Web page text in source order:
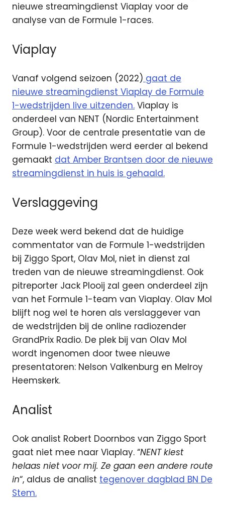
nieuwe streamingdienst Viaplay voor de
analyse van de Formule 1-races.
Viaplay
Vanaf volgend seizoen (2022) gaat de
nieuwe streamingdienst Viaplay de Formule
1-wedstrijden live uitzenden. Viaplay is
onderdeel van NENT (Nordic Entertainment
Group). Voor de centrale presentatie van de
Formule 1-wedstrijden werd eerder al bekend
gemaakt dat Amber Brantsen door de nieuwe
streamingdienst in huis is gehaald.
Verslaggeving
Deze week werd bekend dat de huidige
commentator van de Formule 1-wedstrijden
bij Ziggo Sport, Olav Mol, niet in dienst zal
treden van de nieuwe streamingdienst. Ook
pitreporter Jack Plooij zal geen onderdeel zijn
van het Formule 1-team van Viaplay. Olav Mol
blijft nog wel te horen als verslaggever van
de wedstrijden bij de online radiozender
GrandPrix Radio. De plek bij van Olav Mol
wordt ingenomen door twee nieuwe
presentatoren: Nelson Valkenburg en Melroy
Heemskerk.
Analist
Ook analist Robert Doornbos van Ziggo Sport
gaat niet mee naar Viaplay. “NENT kiest
helaas niet voor mij. Ze gaan een andere route
in“, aldus de analist tegenover dagblad BN De
Stem.